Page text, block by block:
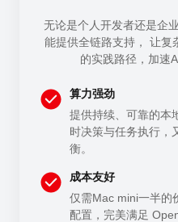
无论是个人开发者还是企业
能提供全链路支持， 让
的实践路径，加速
算力强劲
提供持续、可靠的
时决策与任务执行
衡。
成本友好
仅需Mac mini一半的价
配置，完美满足